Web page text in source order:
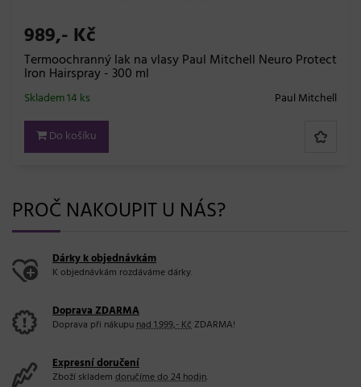
989,- Kč
Termoochranný lak na vlasy Paul Mitchell Neuro Protect
Iron Hairspray - 300 ml
Paul Mitchell
Skladem 14 ks
Do košíku
PROČ NAKOUPIT U NÁS?
Dárky k objednávkám
K objednávkám rozdáváme dárky.
Doprava ZDARMA
Doprava při nákupunad 1.999,- KčZDARMA!
Expresní doručení
Zboží skladem doručíme do 24 hodin.